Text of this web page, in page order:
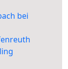
bei